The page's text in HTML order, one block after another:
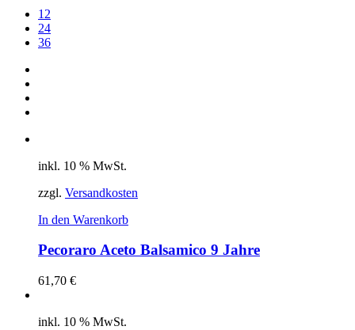
12
24
36
inkl. 10 % MwSt.
zzgl. Versandkosten
In den Warenkorb
Pecoraro Aceto Balsamico 9 Jahre
61,70 €
inkl. 10 % MwSt.